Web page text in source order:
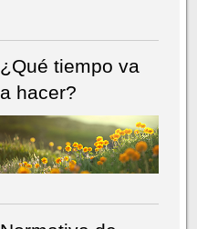
¿Qué tiempo va
a hacer?